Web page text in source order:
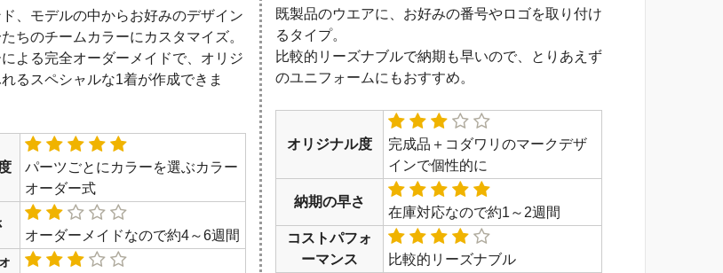
、モデルの中からお好みのデザイン
ちのチームカラーにカスタマイズ。
よる完全オーダーメイドで、オリジ
るスペシャルな1着が作成できま
パーツごとにカラーを選ぶカラー
オーダー式
オーダーメイドなので約4～6週間
既製品のウエアに、お好みの番号やロゴを取り付け
るタイプ。
比較的リーズナブルで納期も早いので、とりあえず
のユニフォームにもおすすめ。
オリジナル度
完成品＋コダワリのマークデザ
インで個性的に
納期の早さ
在庫対応なので約1～2週間
コストパフォ
ーマンス
比較的リーズナブル